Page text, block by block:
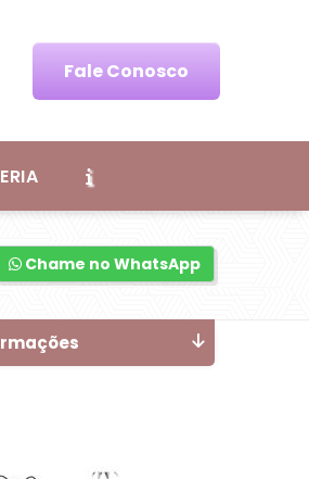
Fale Conosco
Chame no WhatsApp